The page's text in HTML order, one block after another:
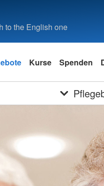
to the English one
Kurse Spenden